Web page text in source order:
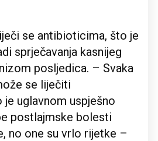
se antibioticima, što je
sprječavanja kasnijeg
posljedica. – Svaka
se liječiti
uglavnom uspješno
postlajmske bolesti
no one su vrlo rijetke –